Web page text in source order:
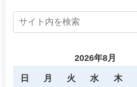
2026年8月
日 月 火 水 木